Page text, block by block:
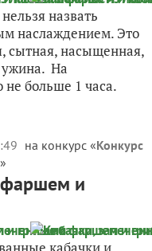
назвать
наслаждением. Это
сытная, насыщенная,
ужина. На
не больше 1 часа.
на конкурс «Конкурс
»
фаршем и